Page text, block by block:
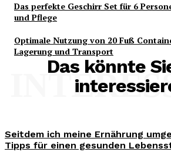
Das perfekte Geschirr Set für 6
und Pflege
Optimale Nutzung von 20 Fuß
Lagerung und Transport
Das könnte
Seitdem ich meine Ernährung
Tipps für einen gesunden